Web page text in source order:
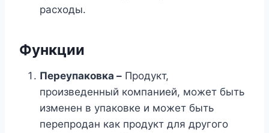
расходы.
Функции
Переупаковка – Продукт,
произведенный компанией, может быть
изменен в упаковке и может быть
перепродан как продукт для другого